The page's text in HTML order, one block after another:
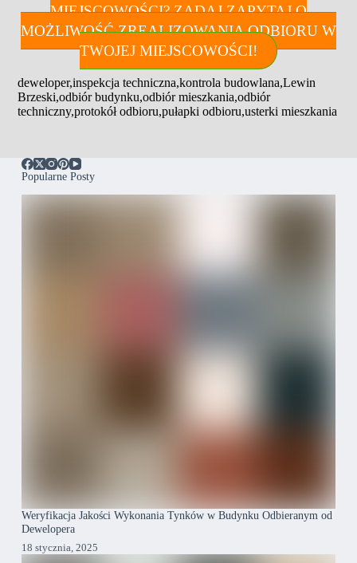
MIEJSCOWOŚCI? ZADAJ ZAPYTAJ O
MOŻLIWOŚĆ ZREALIZOWANIA ODBIORU W
TWOJEJ MIEJSCOWOŚCI!
deweloper,inspekcja techniczna,kontrola budowlana,Lewin
Brzeski,odbiór budynku,odbiór mieszkania,odbiór
techniczny,protokół odbioru,pułapki odbioru,usterki mieszkania
Popularne Posty
Weryfikacja Jakości Wykonania Tynków w Budynku Odbieranym od
Dewelopera
18 stycznia, 2025